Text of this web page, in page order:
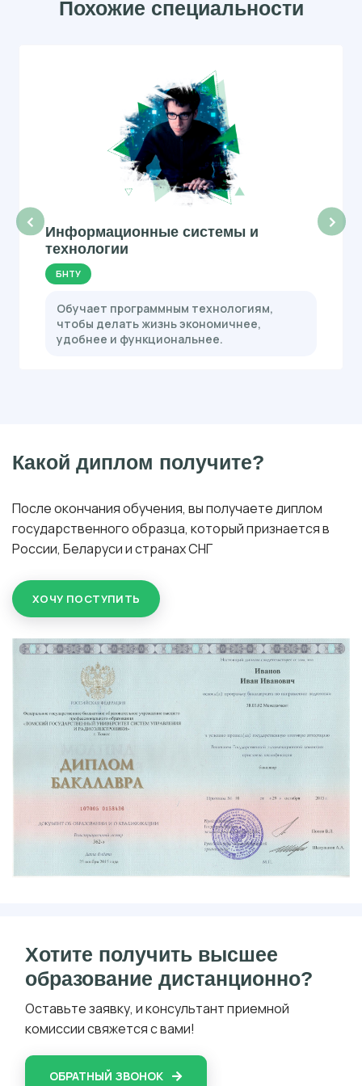
Похожие специальности
‹
Информационные системы и
технологии
БНТУ
Обучает программным технологиям,
чтобы делать жизнь экономичнее,
удобнее и функциональнее.
›
Какой диплом получите?
После окончания обучения, вы получаете диплом
государственного образца, который признается в
России, Беларуси и странах СНГ
ХОЧУ ПОСТУПИТЬ
Хотите получить высшее
образование дистанционно?
Оставьте заявку, и консультант приемной
комиссии свяжется с вами!
ОБРАТНЫЙ ЗВОНОК